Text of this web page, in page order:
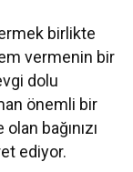
birlikte
vermenin bir
dolu
önemli bir
bağınızı
ediyor.